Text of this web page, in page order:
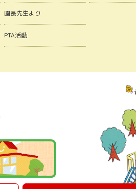
園長先生より
PTA活動